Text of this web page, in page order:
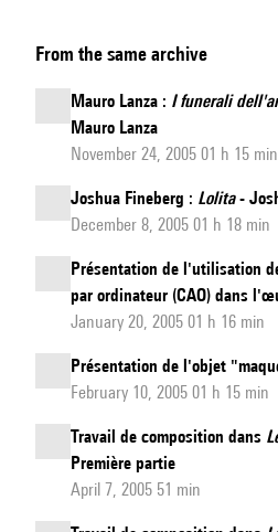
Voyage.
Monodrame
pour
comédien,
ténor,
barytons-
basse,
trompette,
percussions,
accordéon,
violoncelle
From the same archive
Mauro Lanza : I funerali
Mauro Lanza
November 24, 2005 01 h 15 min
Joshua Fineberg : Lolita-
December 8, 2005 01 h 18 min
Présentation de l'utilisation
par ordinateur (CAO) dans
January 20, 2005 01 h 16 min
Présentation de l'objet
February 10, 2005 01 h 15 min
Travail de composition dans
Première partie
April 7, 2005 51 min